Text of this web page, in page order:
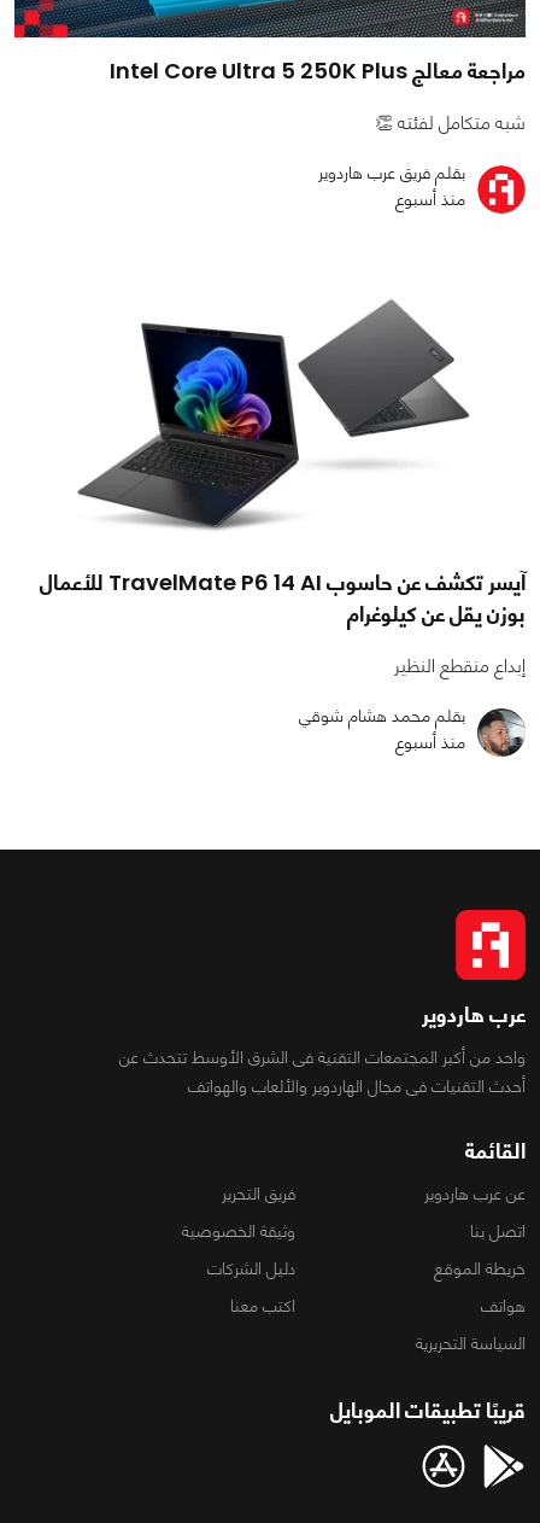
مراجعة معالج Intel Core Ultra 5 250K Plus
شبه متكامل لفئته 👏
بقلم فريق عرب هاردوير
منذ أسبوع
آيسر تكشف عن حاسوب TravelMate P6 14 AI للأعمال
بوزن يقل عن كيلوغرام
إبداع منقطع النظير
بقلم محمد هشام شوقي
منذ أسبوع
عرب هاردوير
واحد من أكبر المجتمعات التقنية فى الشرق الأوسط تتحدث عن
أحدث التقنيات فى مجال الهاردوير والألعاب والهواتف
القائمة
عن عرب هاردوير
فريق التحرير
اتصل بنا
وثيقة الخصوصية
خريطة الموقع
دليل الشركات
هواتف
اكتب معنا
السياسة التحريرية
قريبًا تطبيقات الموبايل